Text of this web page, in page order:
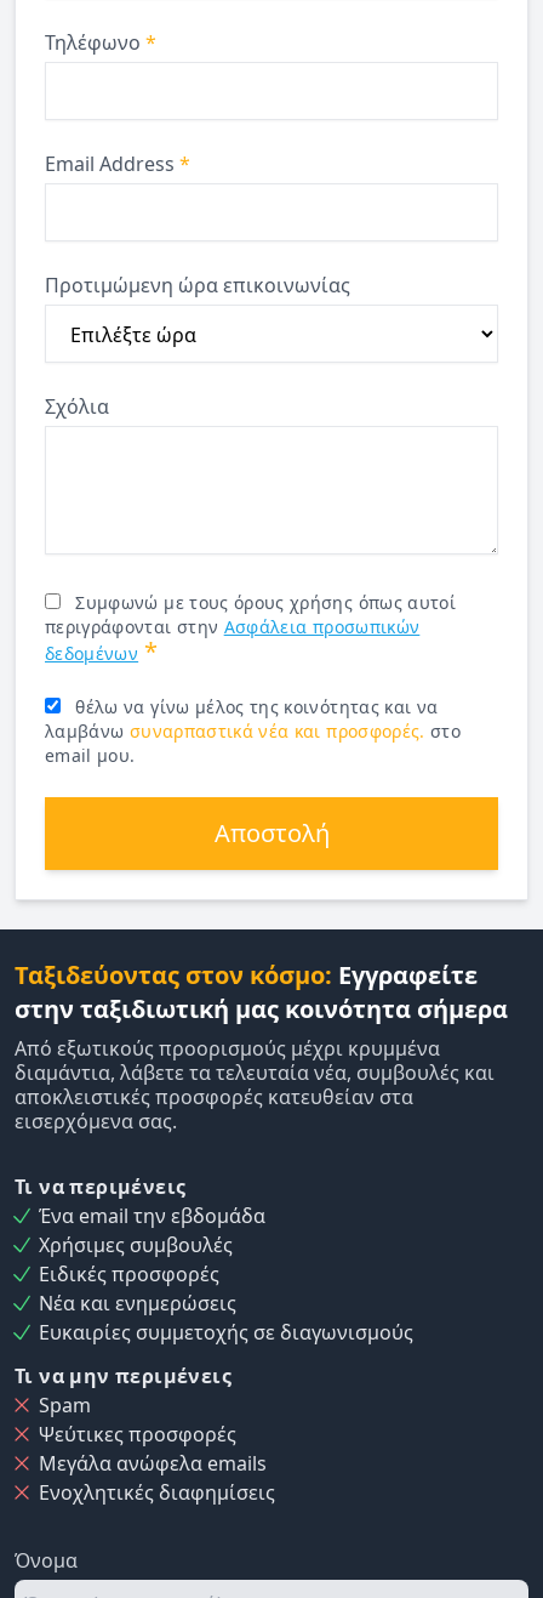
Τηλέφωνο *
Email Address *
Προτιμώμενη ώρα επικοινωνίας
Σχόλια
Συμφωνώ με τους όρους χρήσης όπως αυτοί
περιγράφονται στην Ασφάλεια προσωπικών
δεδομένων *
θέλω να γίνω μέλος της κοινότητας και να
λαμβάνω συναρπαστικά νέα και προσφορές. στο
email μου.
Αποστολή
Ταξιδεύοντας στον κόσμο: Εγγραφείτε
στην ταξιδιωτική μας κοινότητα σήμερα
Από εξωτικούς προορισμούς μέχρι κρυμμένα
διαμάντια, λάβετε τα τελευταία νέα, συμβουλές και
αποκλειστικές προσφορές κατευθείαν στα
εισερχόμενα σας.
Τι να περιμένεις
Ένα email την εβδομάδα
Χρήσιμες συμβουλές
Ειδικές προσφορές
Νέα και ενημερώσεις
Ευκαιρίες συμμετοχής σε διαγωνισμούς
Τι να μην περιμένεις
Spam
Ψεύτικες προσφορές
Μεγάλα ανώφελα emails
Ενοχλητικές διαφημίσεις
Όνομα